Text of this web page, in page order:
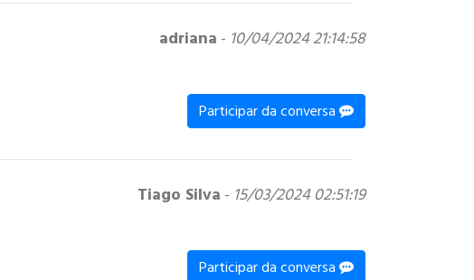
adriana - 10/04/2024 21:14:58
Participar da conversa
Tiago Silva - 15/03/2024 02:51:19
Participar da conversa